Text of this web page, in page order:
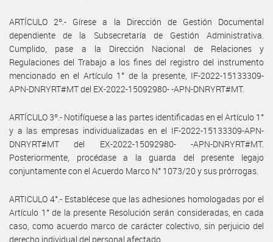
ARTÍCULO 2º.- Gírese a la Dirección de Gestión Documental
dependiente de la Subsecretaría de Gestión Administrativa.
Cumplido, pase a la Dirección Nacional de Relaciones y
Regulaciones del Trabajo a los fines del registro del instrumento
mencionado en el Artículo 1° de la presente, IF-2022-15133309-
APN-DNRYRT#MT del EX-2022-15092980- -APN-DNRYRT#MT.
ARTÍCULO 3º.- Notifíquese a las partes identificadas en el Artículo 1°
y a las empresas individualizadas en el IF-2022-15133309-APN-
DNRYRT#MT del EX-2022-15092980- -APN-DNRYRT#MT.
Posteriormente, procédase a la guarda del presente legajo
conjuntamente con el Acuerdo Marco N° 1073/20 y sus prórrogas.
ARTICULO 4°.- Establécese que las adhesiones homologadas por el
Artículo 1° de la presente Resolución serán consideradas, en cada
caso, como acuerdo marco de carácter colectivo, sin perjuicio del
derecho individual del personal afectado.